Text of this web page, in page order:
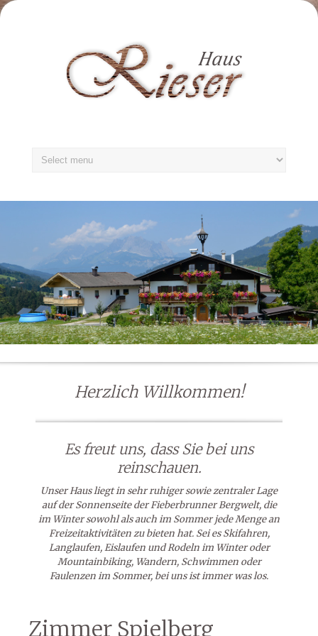
Herzlich Willkommen!
Es freut uns, dass Sie bei uns
reinschauen.
Unser Haus liegt in sehr ruhiger sowie zentraler Lage
auf der Sonnenseite der Fieberbrunner Bergwelt, die
im Winter sowohl als auch im Sommer jede Menge an
Freizeitaktivitäten zu bieten hat. Sei es Skifahren,
Langlaufen, Eislaufen und Rodeln im Winter oder
Mountainbiking, Wandern, Schwimmen oder
Faulenzen im Sommer, bei uns ist immer was los.
Zimmer Spielberg